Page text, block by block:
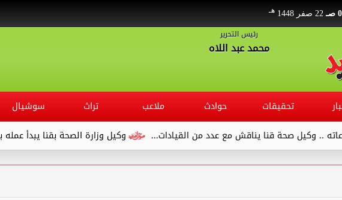
22 صفر 1448 هـ
رئيس التحرير
محمد عبد اللاه
تحقيقات حوادث ملاعب تراث سوشيال
وكيل وزارة الصحة بقنا يبدأ عمله بجولة تفقدية لديوان مع عدد من القيادات...